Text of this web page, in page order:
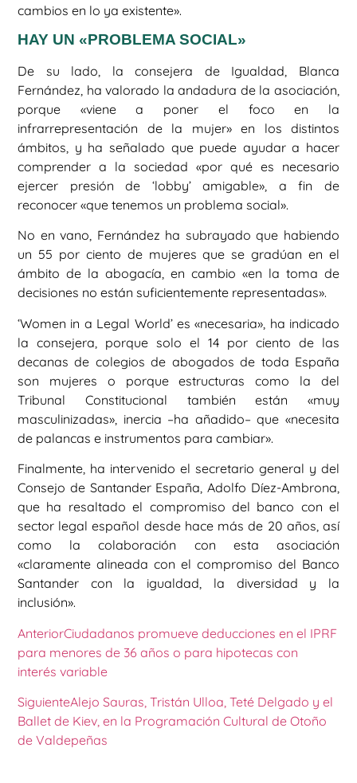
cambios en lo ya existente».
HAY UN «PROBLEMA SOCIAL»
De su lado, la consejera de Igualdad, Blanca
Fernández, ha valorado la andadura de la asociación,
porque «viene a poner el foco en la
infrarrepresentación de la mujer» en los distintos
ámbitos, y ha señalado que puede ayudar a hacer
comprender a la sociedad «por qué es necesario
ejercer presión de ‘lobby’ amigable», a fin de
reconocer «que tenemos un problema social».
No en vano, Fernández ha subrayado que habiendo
un 55 por ciento de mujeres que se gradúan en el
ámbito de la abogacía, en cambio «en la toma de
decisiones no están suficientemente representadas».
‘Women in a Legal World’ es «necesaria», ha indicado
la consejera, porque solo el 14 por ciento de las
decanas de colegios de abogados de toda España
son mujeres o porque estructuras como la del
Tribunal Constitucional también están «muy
masculinizadas», inercia –ha añadido– que «necesita
de palancas e instrumentos para cambiar».
Finalmente, ha intervenido el secretario general y del
Consejo de Santander España, Adolfo Díez-Ambrona,
que ha resaltado el compromiso del banco con el
sector legal español desde hace más de 20 años, así
como la colaboración con esta asociación
«claramente alineada con el compromiso del Banco
Santander con la igualdad, la diversidad y la
inclusión».
AnteriorCiudadanos promueve deducciones en el IPRF
para menores de 36 años o para hipotecas con
interés variable
SiguienteAlejo Sauras, Tristán Ulloa, Teté Delgado y el
Ballet de Kiev, en la Programación Cultural de Otoño
de Valdepeñas